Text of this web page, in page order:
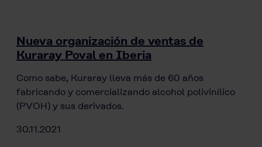
Nueva organización de ventas de
Kuraray Poval en Iberia
Como sabe, Kuraray lleva más de 60 años
fabricando y comercializando alcohol polivinílico
(PVOH) y sus derivados.
30.11.2021